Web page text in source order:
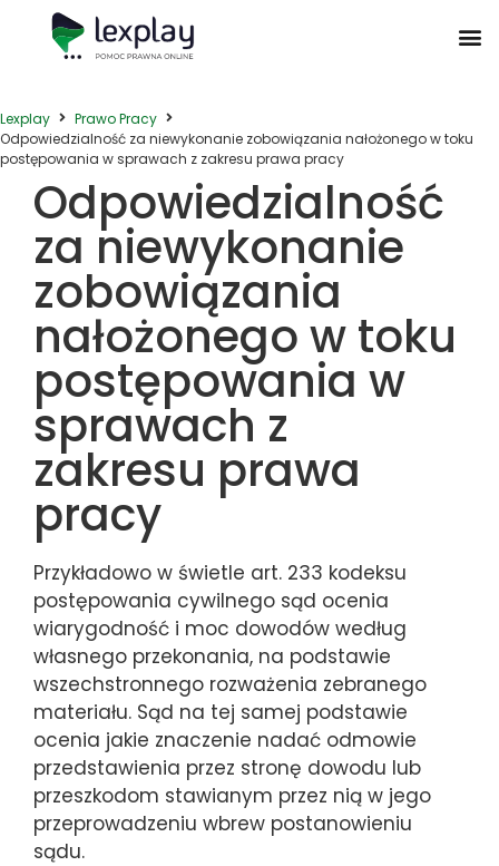
Lexplay
Prawo Pracy
Odpowiedzialność za niewykonanie zobowiązania nałożonego w toku
postępowania w sprawach z zakresu prawa pracy
Odpowiedzialność
za niewykonanie
zobowiązania
nałożonego w toku
postępowania w
sprawach z
zakresu prawa
pracy
Przykładowo w świetle art. 233 kodeksu
postępowania cywilnego sąd ocenia
wiarygodność i moc dowodów według
własnego przekonania, na podstawie
wszechstronnego rozważenia zebranego
materiału. Sąd na tej samej podstawie
ocenia jakie znaczenie nadać odmowie
przedstawienia przez stronę dowodu lub
przeszkodom stawianym przez nią w jego
przeprowadzeniu wbrew postanowieniu
sądu.